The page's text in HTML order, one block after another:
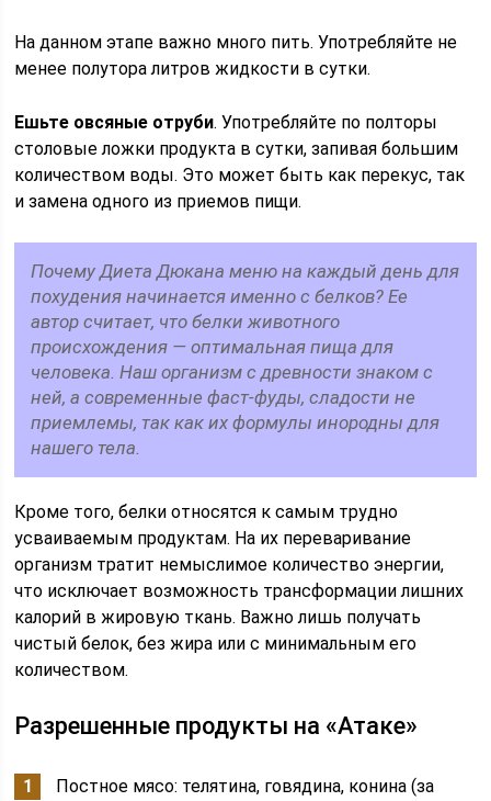
На данном этапе важно много пить. Употребляйте не
менее полутора литров жидкости в сутки.
Ешьте овсяные отруби. Употребляйте по полторы
столовые ложки продукта в сутки, запивая большим
количеством воды. Это может быть как перекус, так
и замена одного из приемов пищи.
Почему Диета Дюкана меню на каждый день для
похудения начинается именно с белков? Ее
автор считает, что белки животного
происхождения — оптимальная пища для
человека. Наш организм с древности знаком с
ней, а современные фаст-фуды, сладости не
приемлемы, так как их формулы инородны для
нашего тела.
Кроме того, белки относятся к самым трудно
усваиваемым продуктам. На их переваривание
организм тратит немыслимое количество энергии,
что исключает возможность трансформации лишних
калорий в жировую ткань. Важно лишь получать
чистый белок, без жира или с минимальным его
количеством.
Разрешенные продукты на «Атаке»
Постное мясо: телятина, говядина, конина (за